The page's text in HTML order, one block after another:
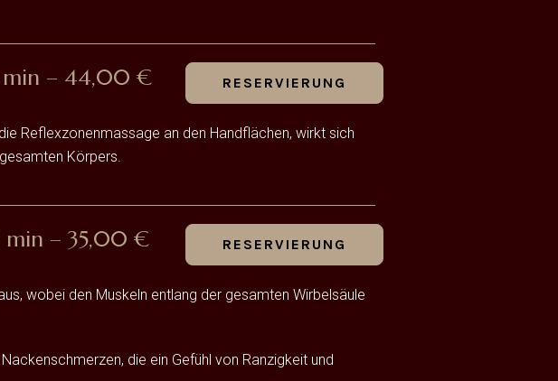
– 44,00 € RESERVIERUNG
Reflexzonenmassage an den Handflächen, wirkt sich
Körpers.
– 35,00 € RESERVIERUNG
wobei den Muskeln entlang der gesamten Wirbelsäule
die ein Gefühl von Ranzigkeit und